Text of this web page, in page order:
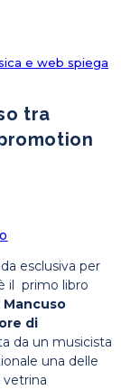
e web spiega
tra
esclusiva per
il primo libro
di
da un musicista
una delle
vetrina